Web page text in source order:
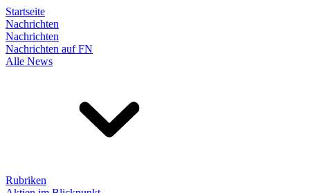
Startseite
Nachrichten
Nachrichten
Nachrichten auf FN
Alle News
Rubriken